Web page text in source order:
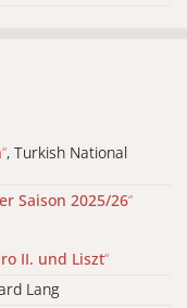
“, Turkish National
Saison 2025/26“
II. und Liszt“
Lang